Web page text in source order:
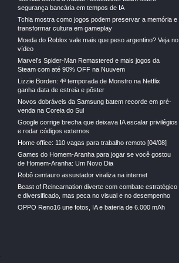
segurança bancária em tempos de IA
Tchia mostra como jogos podem preservar a memória e
transformar cultura em gameplay
Moeda do Roblox vale mais que peso argentino? Veja no
vídeo
Marvel’s Spider-Man Remastered e mais jogos da
Steam com até 90% OFF na Nuuvem
Lizzie Borden: 4ª temporada de Monstro na Netflix
ganha data de estreia e pôster
Novos dobráveis da Samsung batem recorde em pré-
venda na Coreia do Sul
Google corrige brecha que deixava IA escalar privilégios
e rodar códigos externos
Home office: 110 vagas para trabalho remoto [04/08]
Games do Homem-Aranha para jogar se você gostou
de Homem-Aranha: Um Novo Dia
Robô centauro assustador viraliza na internet
Beast of Reincarnation diverte com combate estratégico
e diversificado, mas peca no visual e no desempenho
OPPO Reno16 une fotos, IA e bateria de 6.000 mAh